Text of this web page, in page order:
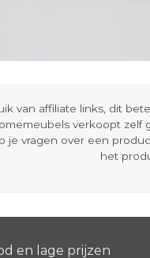
van affiliate links, dit
verkoopt
je vragen over een
het
en lage prijzen